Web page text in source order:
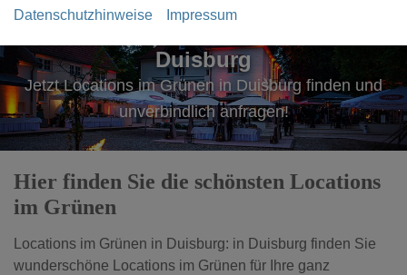
Datenschutzhinweise Impressum
Duisburg
Jetzt Locations im Grünen in Duisburg finden und
unverbindlich anfragen!
Hier finden Sie die schönsten Locations
im Grünen
Locations im Grünen in Duisburg: in Duisburg finden Sie
wunderschöne Locations im Grünen für Ihre ganz